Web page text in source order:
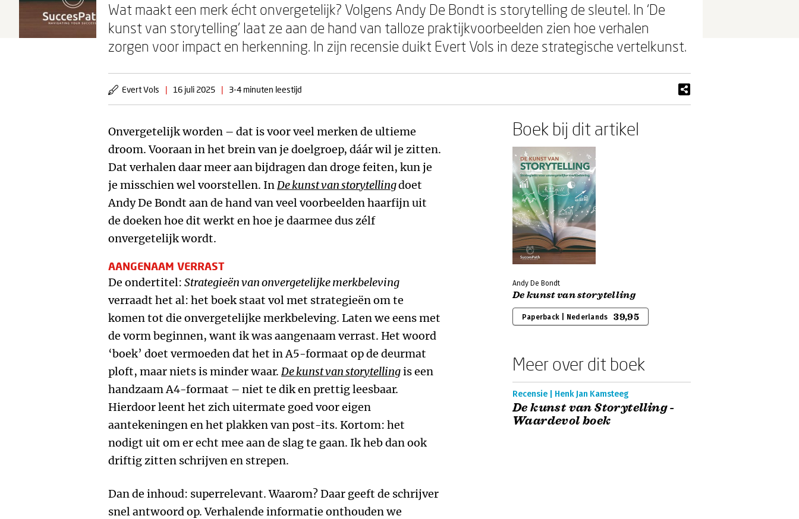
Wat maakt een merk écht onvergetelijk? Volgens Andy De Bondt is storytelling de sleutel. In ‘De
kunst van storytelling’ laat ze aan de hand van talloze praktijkvoorbeelden zien hoe verhalen
zorgen voor impact en herkenning. In zijn recensie duikt Evert Vols in deze strategische vertelkunst.
Evert Vols | 16 juli 2025 | 3-4 minuten leestijd
Onvergetelijk worden – dat is voor veel merken de ultieme
droom. Vooraan in het brein van je doelgroep, dáár wil je zitten.
Dat verhalen daar meer aan bijdragen dan droge feiten, kun je
je misschien wel voorstellen. InDe kunst van storytellingdoet
Andy De Bondt aan de hand van veel voorbeelden haarfijn uit
de doeken hoe dit werkt en hoe je daarmee dus zélf
onvergetelijk wordt.
AANGENAAM VERRAST
De ondertitel: Strategieën van onvergetelijke merkbeleving
verraadt het al: het boek staat vol met strategieën om te
komen tot die onvergetelijke merkbeleving. Laten we eens met
de vorm beginnen, want ik was aangenaam verrast. Het woord
‘boek’ doet vermoeden dat het in A5-formaat op de deurmat
ploft, maar niets is minder waar. De kunst van storytellingis een
handzaam A4-formaat – niet te dik en prettig leesbaar.
Hierdoor leent het zich uitermate goed voor eigen
aantekeningen en het plakken van post-its. Kortom: het
nodigt uit om er echt mee aan de slag te gaan. Ik heb dan ook
driftig zitten schrijven en strepen.
Dan de inhoud: superrelevant. Waarom? Daar geeft de schrijver
snel antwoord op. Verhalende informatie onthouden we
Boek bij dit artikel
Andy De Bondt
De kunst van storytelling
Paperback | Nederlands 39,95
Meer over dit boek
Recensie | Henk Jan Kamsteeg
De kunst van Storytelling -
Waardevol boek